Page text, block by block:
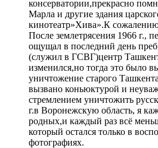
консерватории,прекрасно
Марла и другие здания
кинотеатр»Хива».К
После землетрясения 1966 г.,
ощущал в последний день
(служил в ГСВГ)центр
изменился,но тогда это было
уничтожение старого
вызвано коньюктурой и
стремлением уничтожить
г.в Воронежскую область, я
родных,и каждый раз всё
который остался только в
фотографиях.